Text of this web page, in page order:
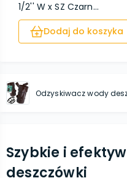
1/2'' W x SZ Czarn...
Dodaj do koszyka
Szybkie i
deszczówki